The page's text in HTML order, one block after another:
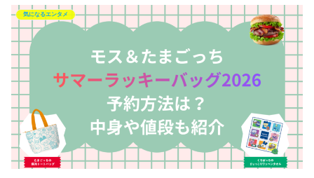
気になるエンタメ